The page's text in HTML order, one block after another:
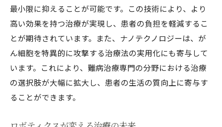
患者支援体制の強化とその実践
治療過程の透明性と信頼性向上
患者と共に歩む治療の未来像
治療の未来を切り拓くための課題と展望
難病治療専門家による先端治療の新たな地平
専門家が描く治療の未来地図
最小限に抑えることが可能です。この技術により、より
高い効果を持つ治療が実現し、患者の負担を軽減するこ
とが期待されています。また、ナノテクノロジーは、が
ん細胞を特異的に攻撃する治療法の実用化にも寄与して
います。これにより、難病治療専門の分野における治療
の選択肢が大幅に拡大し、患者の生活の質向上に寄与す
ることができます。